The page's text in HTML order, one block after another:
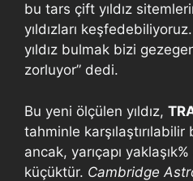
bu tars çift yıldız
yıldızları
yıldız bulmak bizi
zorluyor” dedi.
Bu yeni ölçülen yıldız,
tahminle
ancak, yarıçapı
küçüktür. Cambridge